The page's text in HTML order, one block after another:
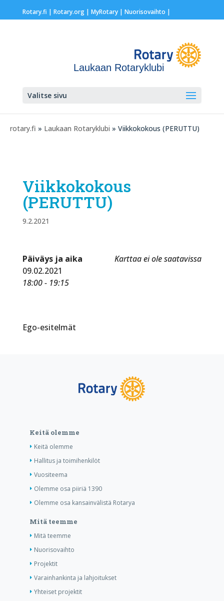
Rotary.fi | Rotary.org| MyRotary | Nuorisovaihto |
Laukaan Rotaryklubi
Valitse sivu
rotary.fi » Laukaan Rotaryklubi » Viikkokokous (PERUTTU)
Viikkokokous
(PERUTTU)
9.2.2021
Karttaa ei ole saatavissa
Päiväys ja aika
09.02.2021
18:00 - 19:15
Ego-esitelmät
Keitä olemme
Keitä olemme
Hallitus ja toimihenkilöt
Vuositeema
Olemme osa piiriä 1390
Olemme osa kansainvälistä Rotarya
Mitä teemme
Mitä teemme
Nuorisovaihto
Projektit
Varainhankinta ja lahjoitukset
Yhteiset projektit